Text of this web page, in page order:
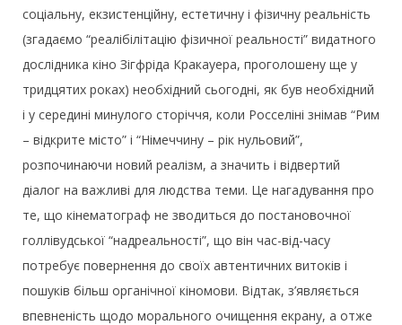
соціальну, екзистенційну, естетичну і фізичну реальність
(згадаємо “реалібілітацію фізичної реальності” видатного
дослідника кіно Зігфріда Кракауера, проголошену ще у
тридцятих роках) необхідний сьогодні, як був необхідний
і у середині минулого сторіччя, коли Росселіні знімав “Рим
– відкрите місто” і “Німеччину – рік нульовий”,
розпочинаючи новий реалізм, а значить і відвертий
діалог на важливі для людства теми. Це нагадування про
те, що кінематограф не зводиться до постановочної
голлівудської “надреальності”, що він час-від-часу
потребує повернення до своїх автентичних витоків і
пошуків більш органічної кіномови. Відтак, з’являється
впевненість щодо морального очищення екрану, а отже